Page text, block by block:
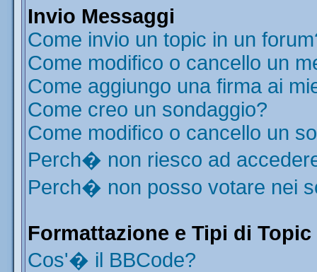
Invio Messaggi
Come invio un topic in un
Come modifico o cancello un
Come aggiungo una firma ai
Come creo un sondaggio?
Come modifico o cancello un
Perch� non riesco ad
Perch� non posso votare nei
Formattazione e Tipi di Topic
Cos'� il BBCode?